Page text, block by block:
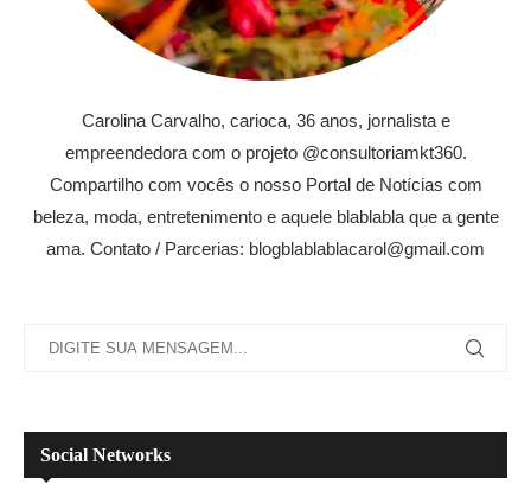
Carolina Carvalho, carioca, 36 anos, jornalista e
empreendedora com o projeto @consultoriamkt360.
Compartilho com vocês o nosso Portal de Notícias com
beleza, moda, entretenimento e aquele blablabla que a gente
ama. Contato / Parcerias: blogblablablacarol@gmail.com
Social Networks